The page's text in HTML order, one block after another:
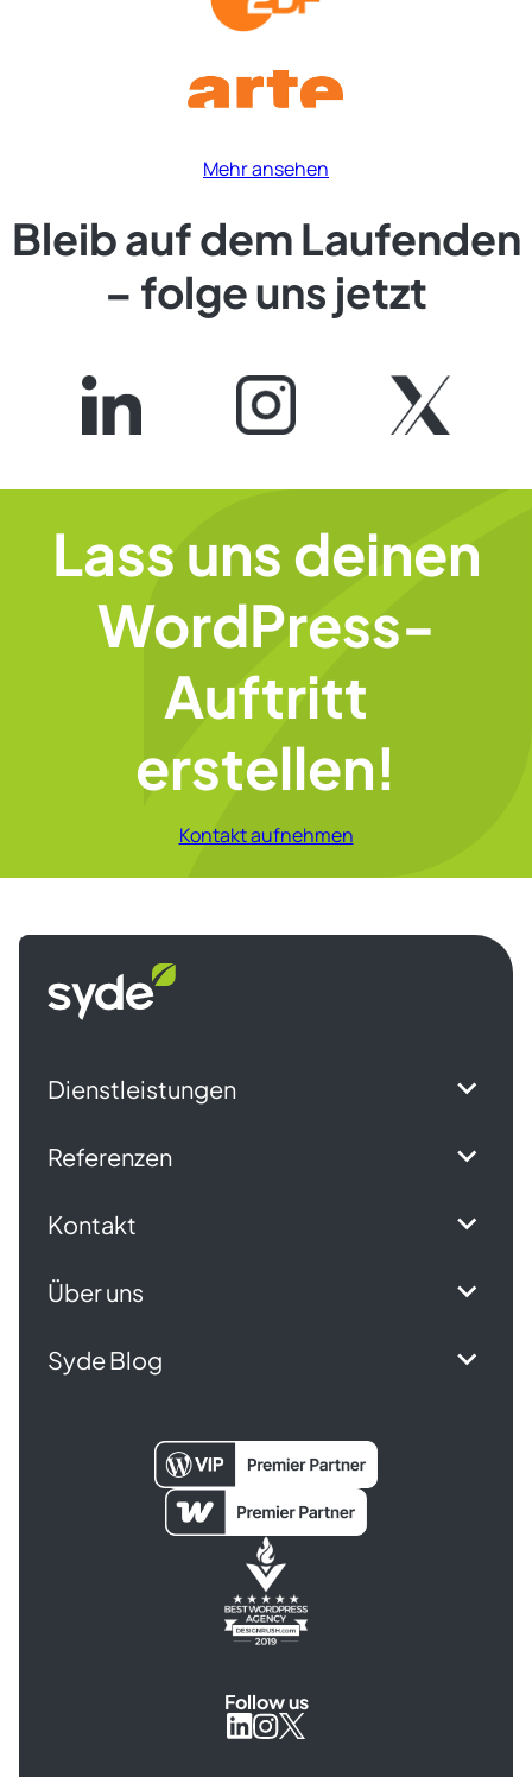
Mehr ansehen
Bleib auf dem Laufenden
– folge uns jetzt
Lass uns deinen
WordPress-
Auftritt
erstellen!
Kontakt aufnehmen
Syde
Dienstleistungen
Referenzen
Kontakt
Über uns
Syde Blog
Follow us